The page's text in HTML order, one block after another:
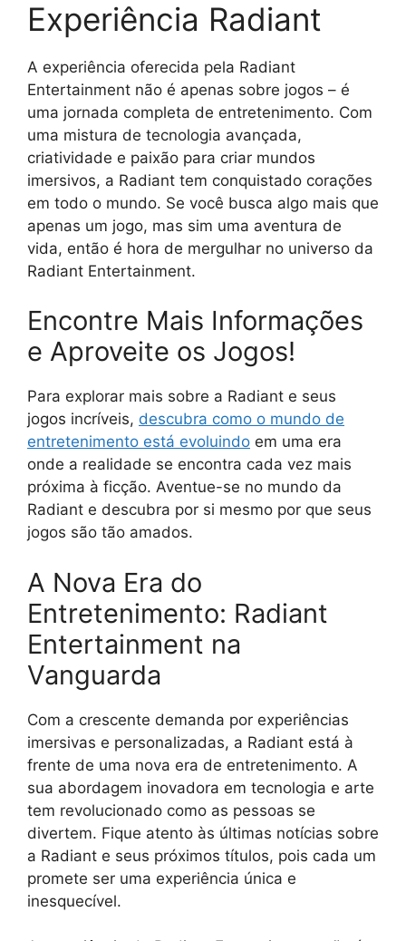
Experiência Radiant
A experiência oferecida pela Radiant
Entertainment não é apenas sobre jogos – é
uma jornada completa de entretenimento. Com
uma mistura de tecnologia avançada,
criatividade e paixão para criar mundos
imersivos, a Radiant tem conquistado corações
em todo o mundo. Se você busca algo mais que
apenas um jogo, mas sim uma aventura de
vida, então é hora de mergulhar no universo da
Radiant Entertainment.
Encontre Mais Informações
e Aproveite os Jogos!
Para explorar mais sobre a Radiant e seus
jogos incríveis, descubra como o mundo de
entretenimento está evoluindo em uma era
onde a realidade se encontra cada vez mais
próxima à ficção. Aventue-se no mundo da
Radiant e descubra por si mesmo por que seus
jogos são tão amados.
A Nova Era do
Entretenimento: Radiant
Entertainment na
Vanguarda
Com a crescente demanda por experiências
imersivas e personalizadas, a Radiant está à
frente de uma nova era de entretenimento. A
sua abordagem inovadora em tecnologia e arte
tem revolucionado como as pessoas se
divertem. Fique atento às últimas notícias sobre
a Radiant e seus próximos títulos, pois cada um
promete ser uma experiência única e
inesquecível.